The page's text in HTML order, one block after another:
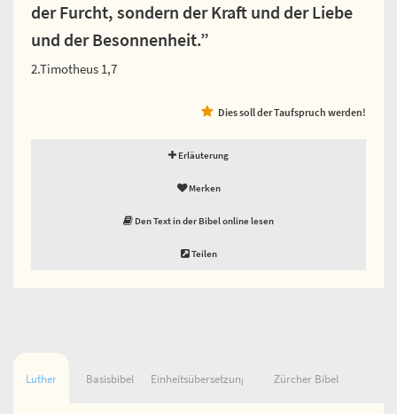
der Furcht, sondern der Kraft und der Liebe
und der Besonnenheit.”
2.Timotheus 1,7
Dies soll der Taufspruch werden!
Erläuterung
Merken
Den Text in der Bibel online lesen
Teilen
Luther Basisbibel Einheitsübersetzung Zürcher Bibel